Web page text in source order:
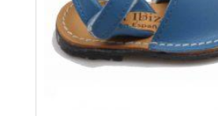
rango de tallas desde la talla 20 a la
tener en cuenta que las tallas
grandes y si tienes dudas entre
elige siempre el más grande